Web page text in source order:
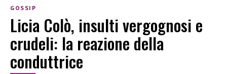
GOSSIP
Licia Colò, insulti vergognosi e
crudeli: la reazione della
conduttrice